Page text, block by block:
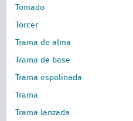
Tomado
Torcer
Trama de alma
Trama de base
Trama espolinada
Trama
Trama lanzada